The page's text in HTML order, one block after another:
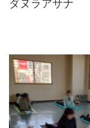
ダヌラアサナ